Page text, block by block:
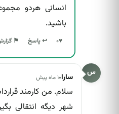
انسانی هردو
باشید.
♥۰ ↩ پاسخ ⚑
س سارا۱۰ ماه پیش
سلام. من کارمند
شهر دیگه انتقالی